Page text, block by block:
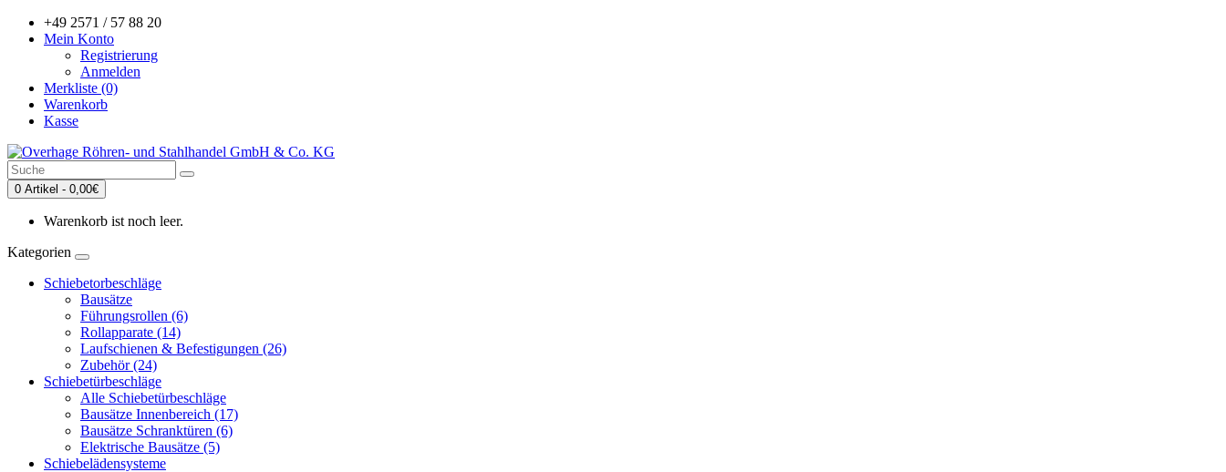
+49 2571 / 57 88 20
Mein Konto
Registrierung
Anmelden
Merkliste (0)
Warenkorb
Kasse
0 Artikel - 0,00€
Warenkorb ist noch leer.
Kategorien
Schiebetorbeschläge
Bausätze
Führungsrollen (6)
Rollapparate (14)
Laufschienen & Befestigungen (26)
Zubehör (24)
Schiebetürbeschläge
Alle Schiebetürbeschläge
Bausätze Innenbereich (17)
Bausätze Schranktüren (6)
Elektrische Bausätze (5)
Schiebelädensysteme